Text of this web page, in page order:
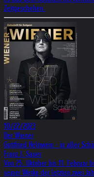
Zeitgeschehen.
10/22/2023
Der Wiener
Gottfried Helnwein - in aller
Franz J. Sauer
Von 25. Oktober bis 11. Februar
seiner Werke der letzten zwei